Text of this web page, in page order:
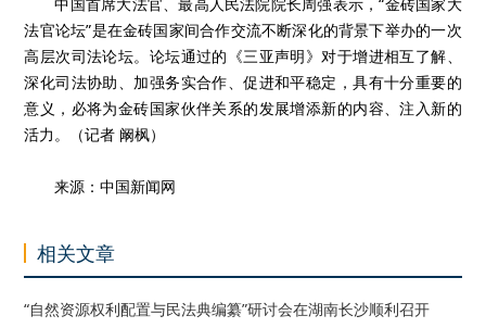
法官论坛”是在金砖国家间合作交流不断深化的背景下举办的一次
高层次司法论坛。论坛通过的《三亚声明》对于增进相互了解、
深化司法协助、加强务实合作、促进和平稳定，具有十分重要的
意义，必将为金砖国家伙伴关系的发展增添新的内容、注入新的
活力。（记者 阚枫）
来源：中国新闻网
相关文章
“自然资源权利配置与民法典编纂”研讨会在湖南长沙顺利召开